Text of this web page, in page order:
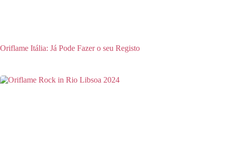
Oriflame Itália: Já Pode Fazer o seu Registo